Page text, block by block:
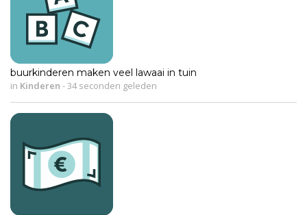
buurkinderen maken veel lawaai in tuin
in Kinderen - 34 seconden geleden